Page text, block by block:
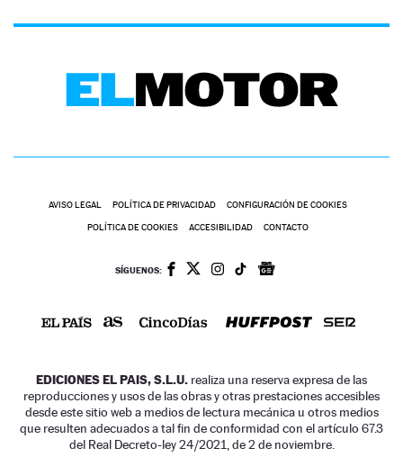
AVISO LEGAL POLÍTICA DE PRIVACIDAD CONFIGURACIÓN DE COOKIES
POLÍTICA DE COOKIES ACCESIBILIDAD CONTACTO
SÍGUENOS:
EDICIONES EL PAIS, S.L.U. realiza una reserva expresa de las
reproducciones y usos de las obras y otras prestaciones accesibles
desde este sitio web a medios de lectura mecánica u otros medios
que resulten adecuados a tal fin de conformidad con el artículo 67.3
del Real Decreto-ley 24/2021, de 2 de noviembre.